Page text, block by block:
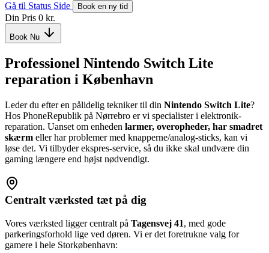
Gå til Status Side Book en ny tid
Din Pris 0 kr.
Book Nu
Professionel Nintendo Switch Lite
reparation i København
Leder du efter en pålidelig tekniker til din Nintendo Switch Lite?
Hos PhoneRepublik på Nørrebro er vi specialister i elektronik-
reparation. Uanset om enheden larmer, overopheder, har smadret
skærm eller har problemer med knapperne/analog-sticks, kan vi
løse det. Vi tilbyder ekspres-service, så du ikke skal undvære din
gaming længere end højst nødvendigt.
Centralt værksted tæt på dig
Vores værksted ligger centralt på Tagensvej 41, med gode
parkeringsforhold lige ved døren. Vi er det foretrukne valg for
gamere i hele Storkøbenhavn: